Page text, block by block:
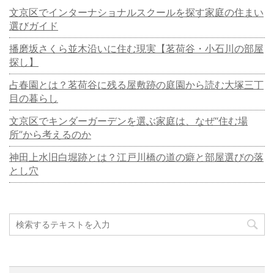
文京区でインターナショナルスクールを探す家庭の住まい
選びガイド
播磨坂さくら並木沿いに住む現実【茗荷谷・小石川の部屋
探し】
占春園とは？茗荷谷に残る屋敷跡の庭園から読む大塚三丁
目の暮らし
文京区でキンダーガーデンを選ぶ家庭は、なぜ“住む場
所”から考えるのか
神田上水旧白堀跡とは？江戸川橋の道の癖と部屋選びの落
とし穴